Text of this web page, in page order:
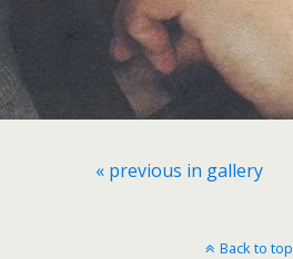
« previous in gallery
Back to top